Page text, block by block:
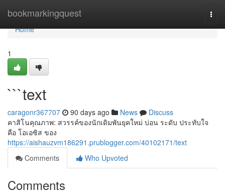
bookmarkingquest
Home
Home
1
```text
caragonr367707 90 days ago News
Discuss
คาสิโนคุณภาพ: สวรรค์ของนักเดิมพันยุคใหม่ บ่อน ระดับ ประทับใจ
คือ โอเอซิส ของ
https://aishauzvm186291.prublogger.com/40102171/text
Comments
Who Upvoted
Comments